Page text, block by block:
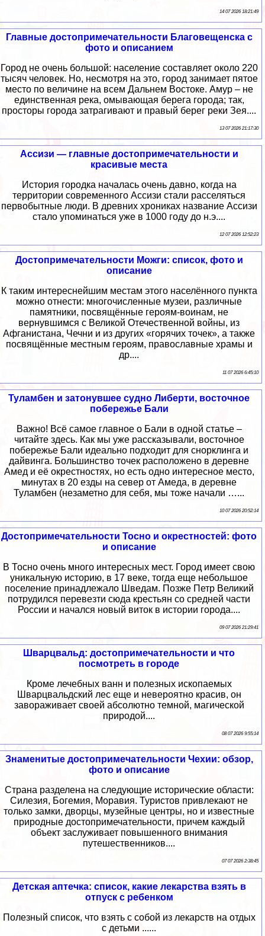
14 07 2026 18:21:49
Главные достопримечательности Благовещенска с
фото и описанием
Город не очень большой: население составляет около 220
тысяч человек. Но, несмотря на это, город занимает пятое
место по величине на всем Дальнем Востоке. Амур – не
единственная река, омывающая берега города; так,
просторы города затрагивают и правый берег реки Зея....
13 07 2026 21:17:30
Ассизи — главные достопримечательности и
красивые места
История городка началась очень давно, когда на
территории современного Ассизи стали расселяться
первобытные люди. В древних хрониках название Ассизи
стало упоминаться уже в 1000 году до н.э....
12 07 2026 12:52:23
Достопримечательности Можги: список, фото и
описание
К таким интереснейшим местам этого населённого пункта
можно отнести: многочисленные музеи, различные
памятники, посвящённые героям-воинам, не
вернувшимся с Великой Отечественной войны, из
Афганистана, Чечни и из других «горячих точек», а также
посвящённые местным героям, православные храмы и
др....
11 07 2026 6:45:10
Туламбен и затонувшее судно Либерти, восточное
побережье Бали
Важно! Всё самое главное о Бали в одной статье –
читайте здесь. Как мы уже рассказывали, восточное
побережье Бали идеально подходит для снорклинга и
дайвинга. Большинство точек расположено в деревне
Амед и её окрестностях, но есть одно интересное место,
минутах в 20 езды на север от Амеда, в деревне
Туламбен (незаметно для себя, мы тоже начали …...
10 07 2026 20:52:14
Достопримечательности Тосно и окрестностей: фото
и описание
В Тосно очень много интересных мест. Город имеет свою
уникальную историю, в 17 веке, тогда еще небольшое
поселение принадлежало Шведам. Позже Петр Великий
потрудился перевезти сюда крестьян со средней части
России и начался новый виток в истории города....
09 07 2026 21:29:41
Шварцвальд: достопримечательности и что
посмотреть в городе
Кроме лечебных ванн и полезных ископаемых
Шварцвальдский лес еще и невероятно красив, он
завораживает своей абсолютно темной, магической
природой....
08 07 2026 9:55:14
Знаменитые достопримечательности Чехии: обзор,
фото и описание
Страна разделена на следующие исторические области:
Силезия, Богемия, Моравия. Туристов привлекают не
только замки, дворцы, музейные центры, но и известные
природные достопримечательности, причем каждый
объект заслуживает повышенного внимания
путешественников....
07 07 2026 2:38:45
Детская аптечка: список, какие лекарства взять в
отпуск с ребенком
Полезный список, что взять с собой из лекарств на отдых
с детьми ......